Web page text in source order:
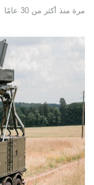
مرة منذ أكثر من 30 عامًا